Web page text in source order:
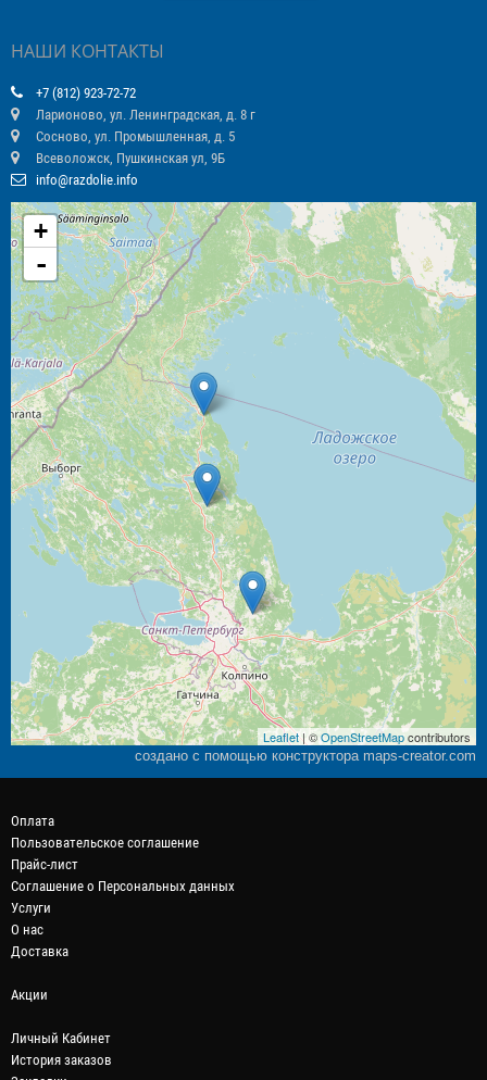
НАШИ КОНТАКТЫ
+7 (812) 923-72-72
Ларионово, ул. Ленинградская, д. 8 г
Сосново, ул. Промышленная, д. 5
Всеволожск, Пушкинская ул, 9Б
info@razdolie.info
+
-
Leaflet| ©OpenStreetMapcontributors
создано с помощью конструктора maps-creator.com
Оплата
Пользовательское соглашение
Прайс-лист
Соглашение о Персональных данных
Услуги
О нас
Доставка
Акции
Личный Кабинет
История заказов